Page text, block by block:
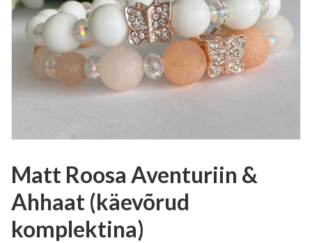
Matt Roosa Aventuriin &
Ahhaat (käevõrud
komplektina)